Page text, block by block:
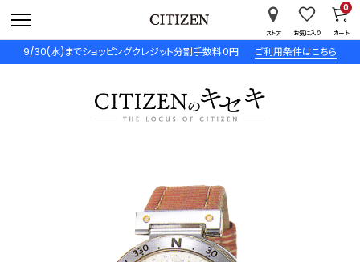
9/30(水)までショッピングクレジット分割手数料０円 ご利用条件はこちら
ストア お気に入り カート
0